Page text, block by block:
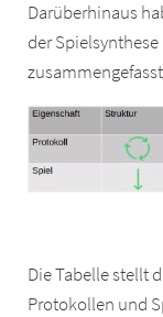
Darüberhinaus
der
Die Tabelle stellt
Protokollen und